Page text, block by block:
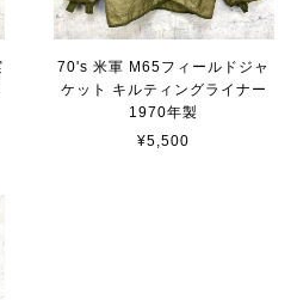
70's 米軍 M65フィールドジャ
ケット キルティングライナー
1970年製
¥5,500